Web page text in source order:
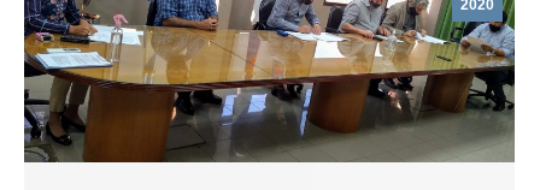
2020